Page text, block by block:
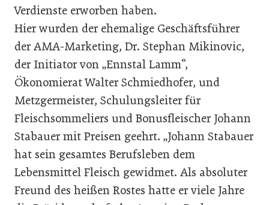
Verdienste erworben haben.
Hier wurden der ehemalige Geschäftsführer
der AMA-Marketing, Dr. Stephan Mikinovic,
der Initiator von „Ennstal Lamm“,
Ökonomierat Walter Schmiedhofer, und
Metzgermeister, Schulungsleiter für
Fleischsommeliers und Bonusfleischer Johann
Stabauer mit Preisen geehrt. „Johann Stabauer
hat sein gesamtes Berufsleben dem
Lebensmittel Fleisch gewidmet. Als absoluter
Freund des heißen Rostes hatte er viele Jahre